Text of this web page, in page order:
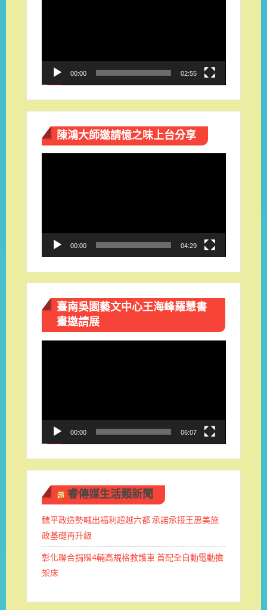
00:00 02:55
陳鴻大師邀請憶之味上台分享
00:00 04:29
臺南吳園藝文中心王海峰羅慧書
畫邀請展
00:00 06:07
睿傳媒生活類新聞
魏平政造勢喊出福利超越六都 承諾承接王惠美施
政基礎再升級
彰化聯合捐贈4輛高規格救護車 首配全自動電動擔
架床